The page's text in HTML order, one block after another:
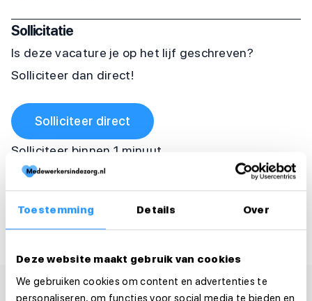
Toestemming Details Over
Deze website maakt gebruik van cookies
We gebruiken cookies om content en advertenties te
personaliseren, om functies voor social media te bieden en
Sollicitatie
Is deze vacature je op het lijf geschreven?
Solliciteer dan direct!
Solliciteer direct
Solliciteer binnen 1 minuut
Deel deze vacature: